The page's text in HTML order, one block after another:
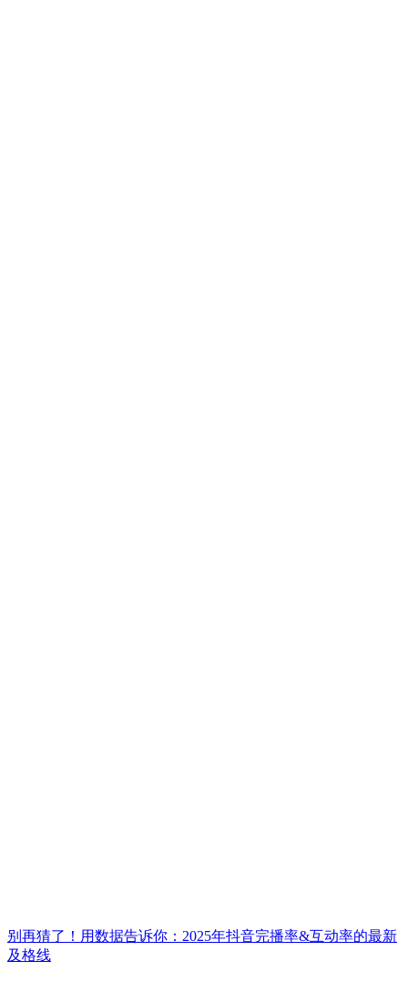
别再猜了！用数据告诉你：2025年抖音完播率&互动率的最新
及格线